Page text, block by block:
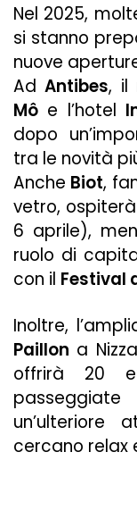
Nel 2025,
si stanno
nuove
AdAntibes, il
Mô e l’hotel
dopo
tra le novità
Anche Biot,
vetro, ospiterà
6 aprile),
ruolo di
con il Festival
Inoltre,
Paillon a
offrirà 20
un’ulteriore
cercano relax